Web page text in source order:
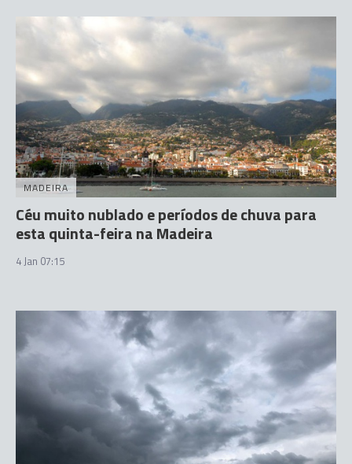
MADEIRA
Céu muito nublado e períodos de chuva para
esta quinta-feira na Madeira
4 Jan 07:15